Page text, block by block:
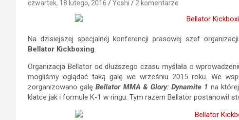
czwartek, 18 lutego, 2016 Yoshi 2 komentarze
Na dzisiejszej specjalnej konferencji prasowej szef organizacji
Bellator Kickboxing.
Organizacja Bellator od dłuższego czasu myślała o
mogliśmy oglądać taką galę we wrześniu 2015 roku. We
zorganizowano galęBellator MMA & Glory: Dynamite 1 na
klatce jak i formule K-1 w ringu. Tym razem Bellator postanowił